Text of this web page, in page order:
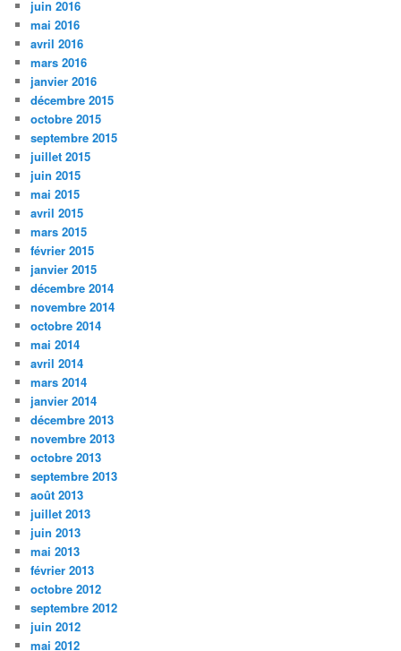
juin 2016
mai 2016
avril 2016
mars 2016
janvier 2016
décembre 2015
octobre 2015
septembre 2015
juillet 2015
juin 2015
mai 2015
avril 2015
mars 2015
février 2015
janvier 2015
décembre 2014
novembre 2014
octobre 2014
mai 2014
avril 2014
mars 2014
janvier 2014
décembre 2013
novembre 2013
octobre 2013
septembre 2013
août 2013
juillet 2013
juin 2013
mai 2013
février 2013
octobre 2012
septembre 2012
juin 2012
mai 2012